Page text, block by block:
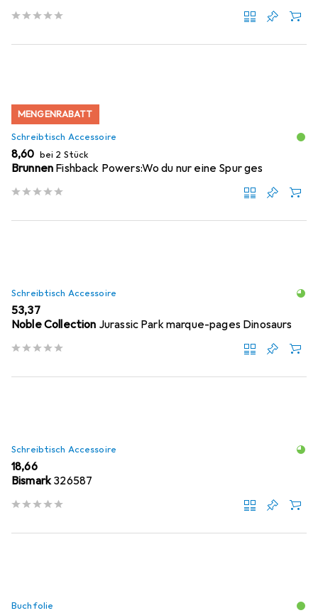
MENGENRABATT
Schreibtisch Accessoire
EUR
8,60 bei 2 Stück
Brunnen Fishback Powers:Wo du nur eine Spur ges
Schreibtisch Accessoire
EUR
53,37
Noble Collection Jurassic Park marque-pages Dinosaurs
Schreibtisch Accessoire
EUR
18,66
Bismark326587
Buchfolie